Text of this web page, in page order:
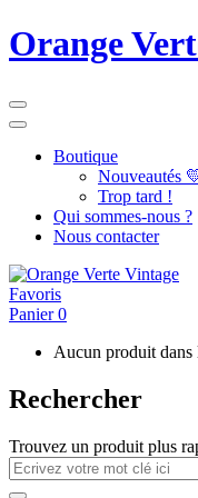
Orange
Boutique
Nouveautés
Trop tard !
Qui sommes-nous ?
Nous contacter
Favoris
Panier0
Aucun produit dans
Rechercher
Trouvez un produit plus